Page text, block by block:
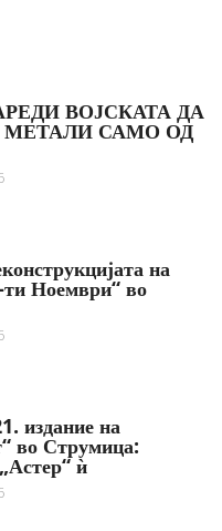
ВОЈСКАТА ДА
САМО ОД
на
ти Ноември“ во
издание на
во Струмица:
ѝ